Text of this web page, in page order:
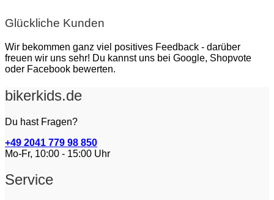
Glückliche Kunden
Wir bekommen ganz viel positives Feedback - darüber
freuen wir uns sehr! Du kannst uns bei Google, Shopvote
oder Facebook bewerten.
bikerkids.de
Du hast Fragen?
+49 2041 779 98 850
Mo-Fr, 10:00 - 15:00 Uhr
Service